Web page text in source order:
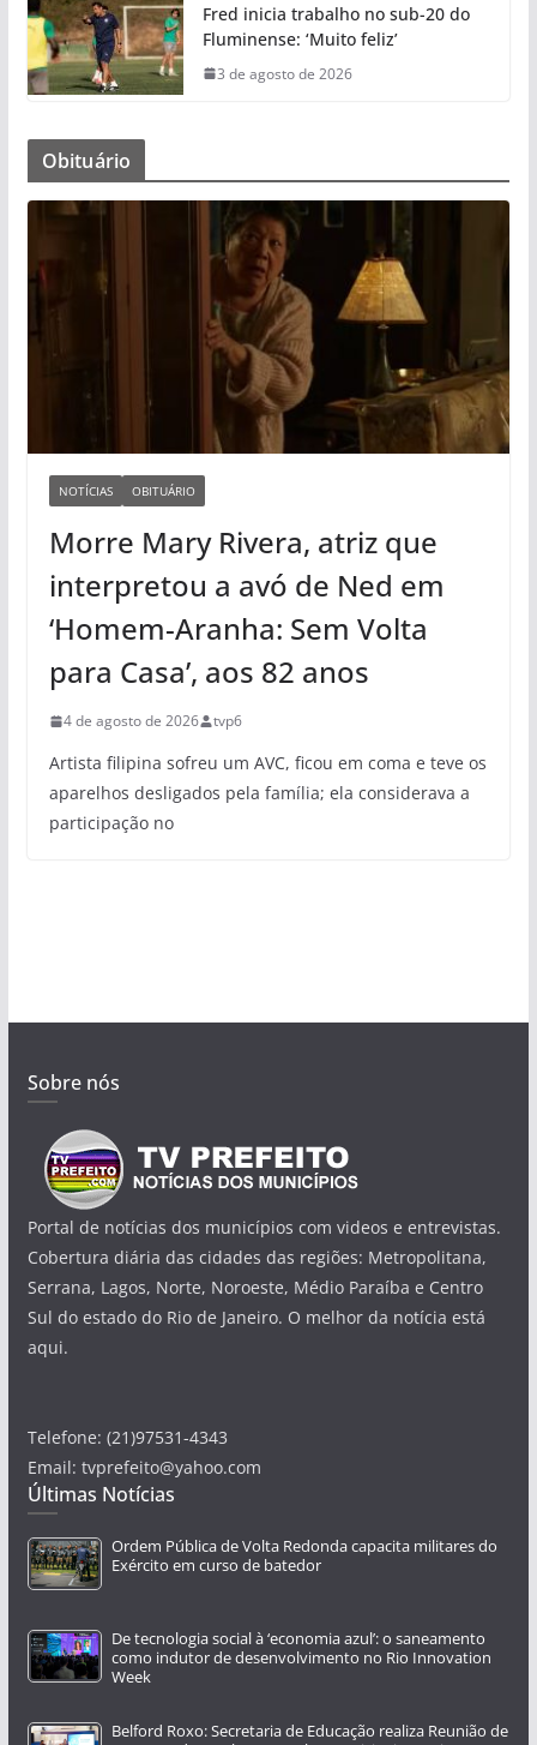
Fred inicia trabalho no sub-20 do
Fluminense: ‘Muito feliz’
3 de agosto de 2026
Obituário
NOTÍCIAS OBITUÁRIO
Morre Mary Rivera, atriz que
interpretou a avó de Ned em
‘Homem-Aranha: Sem Volta
para Casa’, aos 82 anos
4 de agosto de 2026 tvp6
Artista filipina sofreu um AVC, ficou em coma e teve os
aparelhos desligados pela família; ela considerava a
participação no
Sobre nós
Portal de notícias dos municípios com videos e entrevistas.
Cobertura diária das cidades das regiões: Metropolitana,
Serrana, Lagos, Norte, Noroeste, Médio Paraíba e Centro
Sul do estado do Rio de Janeiro. O melhor da notícia está
aqui.
Telefone: (21)97531-4343
Email: tvprefeito@yahoo.com
Últimas Notícias
Ordem Pública de Volta Redonda capacita militares do
Exército em curso de batedor
De tecnologia social à ‘economia azul’: o saneamento
como indutor de desenvolvimento no Rio Innovation
Week
Belford Roxo: Secretaria de Educação realiza Reunião de